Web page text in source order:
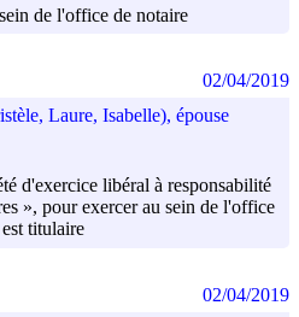
de l'office de notaire
Laure, Isabelle), épouse
d'exercice libéral à responsabilité
», pour exercer au sein de l'office
titulaire
02/04/2019
02/04/2019